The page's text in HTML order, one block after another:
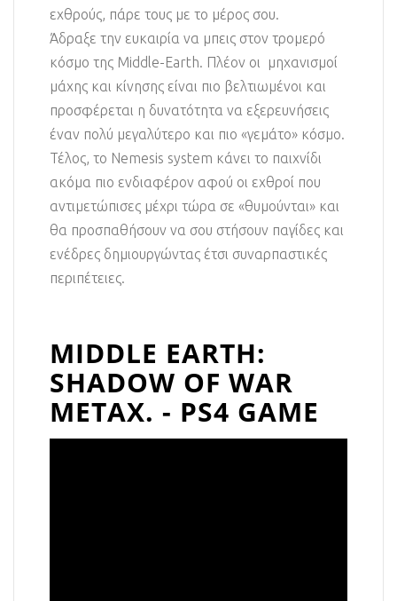
εχθρούς, πάρε τους με το μέρος σου.
Άδραξε την ευκαιρία να μπεις στον τρομερό
κόσμο της Middle-Earth. Πλέον οι μηχανισμοί
μάχης και κίνησης είναι πιο βελτιωμένοι και
προσφέρεται η δυνατότητα να εξερευνήσεις
έναν πολύ μεγαλύτερο και πιο «γεμάτο» κόσμο.
Τέλος, το Nemesis system κάνει το παιχνίδι
ακόμα πιο ενδιαφέρον αφού οι εχθροί που
αντιμετώπισες μέχρι τώρα σε «θυμούνται» και
θα προσπαθήσουν να σου στήσουν παγίδες και
ενέδρες δημιουργώντας έτσι συναρπαστικές
περιπέτειες.
MIDDLE EARTH:
SHADOW OF WAR
ΜΕΤΑΧ. - PS4 GAME